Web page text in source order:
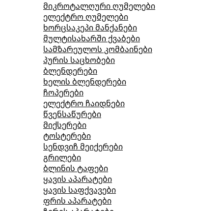
მიკროტალღური ღუმელები
ელექტრო ღუმელები
ხორცსაკეპი მანქანები
მულტისახარში ქვაბები
სამზარეულოს კომბაინები
პურის საცხობები
ბლენდერები
ხელის ბლენდერები
ჩოპერები
ელექტრო ჩაიდნები
წვენსაწურები
მიქსერები
ტოსტერები
სენდვიჩ მეიქერები
გრილები
ბლინის ტაფები
ყავის აპარატები
ყავის საფქვავები
ფრის აპარატები